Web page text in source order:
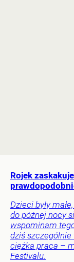
Rojek
Dzieci były
do późnej nocy
wspominam
dziś szczególnie
ciężka praca –
Festivalu.